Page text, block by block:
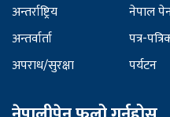
अन्तर्राष्ट्रिय
अन्तर्वार्ता
अपराध/सुरक्षा
नेपाल
पत्र-
पर्यटन